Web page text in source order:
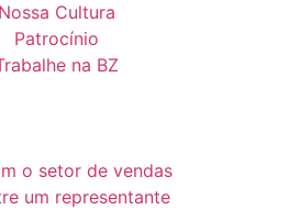
Nossa Cultura
Patrocínio
na BZ
o setor de vendas
um representante